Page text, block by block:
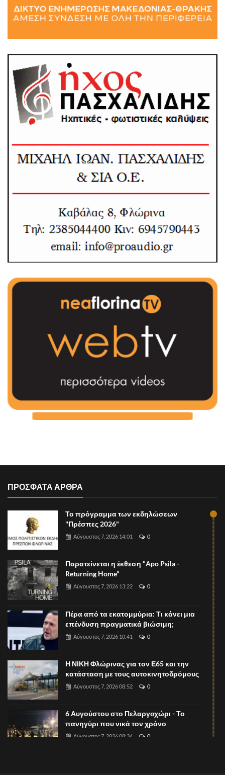
ΠΡΟΣΦΑΤΑ ΑΡΘΡΑ
Το πρόγραμμα των εκδηλώσεων
"Πρέσπες 2026"
Αύγουστος 7, 2026 14:01 0
Παρατείνεται η έκθεση "Apo Psila -
Returning Home"
Αύγουστος 7, 2026 13:22 0
Πέρα από τα εκατομμύρια: Τι κάνει μια
επένδυση πραγματικά βιώσιμη;
Αύγουστος 7, 2026 10:41 0
Η ΝΙΚΗ Φλώρινας για τον Ε65 και την
κατάσταση με τους αυτοκινητοδρόμους
Αύγουστος 7, 2026 08:52 0
6 Αυγούστου στο Πελαργοχώρι - Το
πανηγύρι που νικά τον χρόνο
Αύγουστος 7, 2026 08:34 0